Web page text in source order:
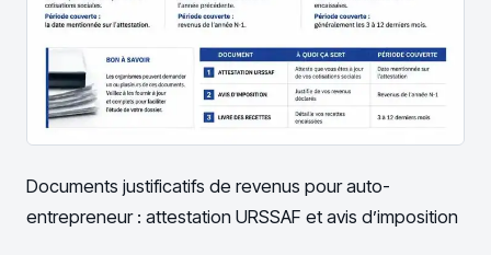
Documents justificatifs de revenus pour auto-
entrepreneur : attestation URSSAF et avis d’imposition